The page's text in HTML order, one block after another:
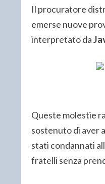
Il procuratore
emerse nuove
interpretato da
Queste molestie
sostenuto di aver
stati condannati
fratelli senza